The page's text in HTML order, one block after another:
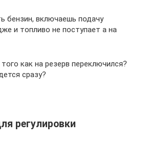
бензин, включаешь подачу
и топливо не поступает а на
как на резерв переключился?
сразу?
регулировки